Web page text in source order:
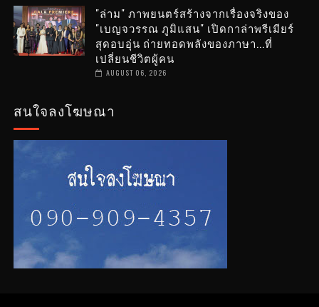
"ล่าม" ภาพยนตร์สร้างจากเรื่องจริงของ
"เบญจวรรณ ภูมิแสน" เปิดกาล่าพรีเมียร์
สุดอบอุ่น ถ่ายทอดพลังของภาษา...ที่
เปลี่ยนชีวิตผู้คน
AUGUST 06, 2026
สนใจลงโฆษณา